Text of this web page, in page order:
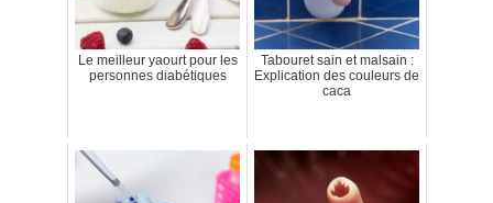
Le meilleur yaourt pour les
personnes diabétiques
Tabouret sain et malsain :
Explication des couleurs de
caca